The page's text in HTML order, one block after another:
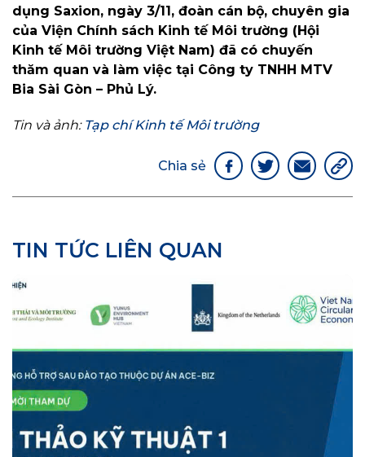
dụng Saxion, ngày 3/11, đoàn cán bộ, chuyên gia
của Viện Chính sách Kinh tế Môi trường (Hội
Kinh tế Môi trường Việt Nam) đã có chuyến
thăm quan và làm việc tại Công ty TNHH MTV
Bia Sài Gòn – Phủ Lý.
Tin và ảnh: Tạp chí Kinh tế Môi trường
Chia sẻ
TIN TỨC LIÊN QUAN